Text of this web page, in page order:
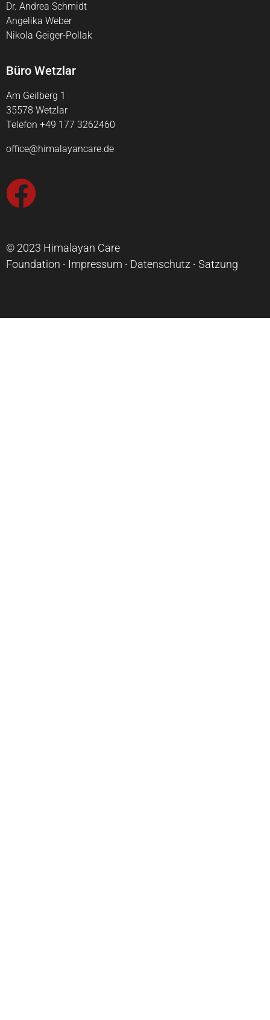
Dr. Andrea Schmidt
Angelika Weber
Nikola Geiger-Pollak
Büro Wetzlar
Am Geilberg 1
35578 Wetzlar
Telefon +49 177 3262460
office@himalayancare.de
© 2023 Himalayan Care
Foundation ∙ Impressum ∙ Datenschutz ∙ Satzung